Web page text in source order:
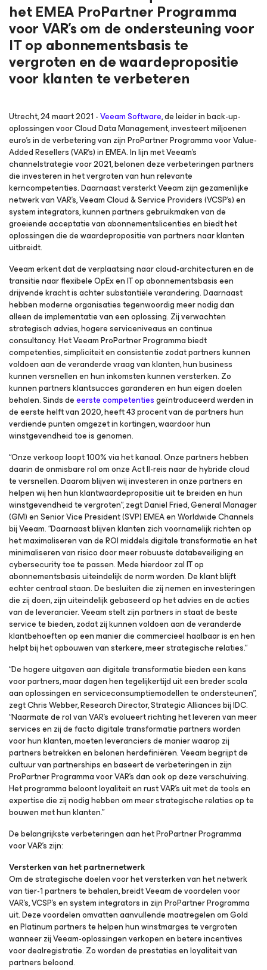
het EMEA ProPartner Programma
voor VAR’s om de ondersteuning voor
IT op abonnementsbasis te
vergroten en de waardepropositie
voor klanten te verbeteren
Utrecht, 24 maart 2021 -Veeam Software, de leider in back-up-
oplossingen voor Cloud Data Management, investeert miljoenen
euro’s in de verbetering van zijn ProPartner Programma voor Value-
Added Resellers (VAR’s) in EMEA. In lijn met Veeam’s
channelstrategie voor 2021, belonen deze verbeteringen partners
die investeren in het vergroten van hun relevante
kerncompetenties. Daarnaast versterkt Veeam zijn gezamenlijke
netwerk van VAR’s, Veeam Cloud & Service Providers (VCSP’s) en
system integrators, kunnen partners gebruikmaken van de
groeiende acceptatie van abonnementslicenties en biedt het
oplossingen die de waardepropositie van partners naar klanten
uitbreidt.
Veeam erkent dat de verplaatsing naar cloud-architecturen en de
transitie naar flexibele OpEx en IT op abonnementsbasis een
drijvende kracht is achter substantiële verandering. Daarnaast
hebben moderne organisaties tegenwoordig meer nodig dan
alleen de implementatie van een oplossing. Zij verwachten
strategisch advies, hogere serviceniveaus en continue
consultancy. Het Veeam ProPartner Programma biedt
competenties, simpliciteit en consistentie zodat partners kunnen
voldoen aan de veranderde vraag van klanten, hun business
kunnen versnellen en hun inkomsten kunnen versterken. Zo
kunnen partners klantsucces garanderen en hun eigen doelen
behalen. Sinds deeerste competentiesgeïntroduceerd werden in
de eerste helft van 2020, heeft 43 procent van de partners hun
verdiende punten omgezet in kortingen, waardoor hun
winstgevendheid toe is genomen.
“Onze verkoop loopt 100% via het kanaal. Onze partners hebben
daarin de onmisbare rol om onze Act II-reis naar de hybride cloud
te versnellen. Daarom blijven wij investeren in onze partners en
helpen wij hen hun klantwaardepropositie uit te breiden en hun
winstgevendheid te vergroten”, zegt Daniel Fried, General Manager
(GM) en Senior Vice President (SVP) EMEA en Worldwide Channels
bij Veeam. “Daarnaast blijven klanten zich voornamelijk richten op
het maximaliseren van de ROI middels digitale transformatie en het
minimaliseren van risico door meer robuuste databeveiliging en
cybersecurity toe te passen. Mede hierdoor zal IT op
abonnementsbasis uiteindelijk de norm worden. De klant blijft
echter centraal staan. De besluiten die zij nemen en investeringen
die zij doen, zijn uiteindelijk gebaseerd op het advies en de acties
van de leverancier. Veeam stelt zijn partners in staat de beste
service te bieden, zodat zij kunnen voldoen aan de veranderde
klantbehoeften op een manier die commercieel haalbaar is en hen
helpt bij het opbouwen van sterkere, meer strategische relaties.”
“De hogere uitgaven aan digitale transformatie bieden een kans
voor partners, maar dagen hen tegelijkertijd uit een breder scala
aan oplossingen en serviceconsumptiemodellen te ondersteunen”,
zegt Chris Webber, Research Director, Strategic Alliances bij IDC.
“Naarmate de rol van VAR’s evolueert richting het leveren van meer
services en zij de facto digitale transformatie partners worden
voor hun klanten, moeten leveranciers de manier waarop zij
partners betrekken en belonen herdefiniëren. Veeam begrijpt de
cultuur van partnerships en baseert de verbeteringen in zijn
ProPartner Programma voor VAR’s dan ook op deze verschuiving.
Het programma beloont loyaliteit en rust VAR’s uit met de tools en
expertise die zij nodig hebben om meer strategische relaties op te
bouwen met hun klanten.”
De belangrijkste verbeteringen aan het ProPartner Programma
voor VAR’s zijn:
Versterken van het partnernetwerk
Om de strategische doelen voor het versterken van het netwerk
van tier-1 partners te behalen, breidt Veeam de voordelen voor
VAR’s, VCSP’s en system integrators in zijn ProPartner Programma
uit. Deze voordelen omvatten aanvullende maatregelen om Gold
en Platinum partners te helpen hun winstmarges te vergroten
wanneer zij Veeam-oplossingen verkopen en betere incentives
voor dealregistratie. Zo worden de prestaties en loyaliteit van
partners beloond.